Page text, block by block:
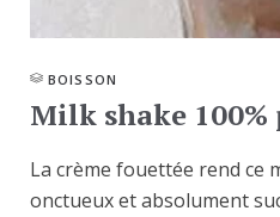
BOISSON
Milk shake
La crème fouettée rend ce
onctueux et absolument